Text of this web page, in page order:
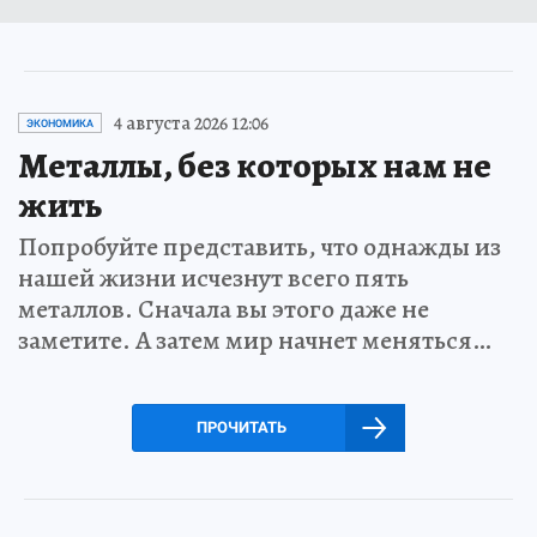
ЭКОНОМИКА 4 августа 2026 12:06
Металлы, без которых нам не
жить
Попробуйте представить, что однажды из
нашей жизни исчезнут всего пять
металлов. Сначала вы этого даже не
заметите. А затем мир начнет меняться…
ПРОЧИТАТЬ